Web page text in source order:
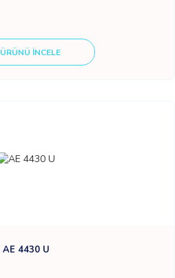
ÜRÜNÜ İNCELE
AE 4430 U